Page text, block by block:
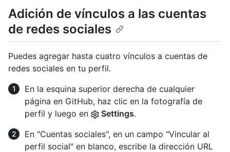
Adición de vínculos a las cuentas
de redes sociales
Puedes agregar hasta cuatro vínculos a cuentas de
redes sociales en tu perfil.
En la esquina superior derecha de cualquier
página en GitHub, haz clic en la fotografía de
perfil y luego en
Settings.
En "Cuentas sociales", en un campo "Vincular al
perfil social" en blanco, escribe la dirección URL